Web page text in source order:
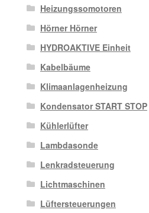
Heizungssomotoren
Hörner Hörner
HYDROAKTIVE Einheit
Kabelbäume
Klimaanlagenheizung
Kondensator START STOP
Kühlerlüfter
Lambdasonde
Lenkradsteuerung
Lichtmaschinen
Lüftersteuerungen